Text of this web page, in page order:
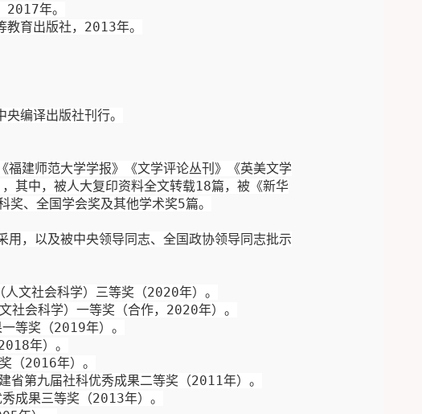
2017年。
教育出版社， 2013年。
央编译出版社刊行。
福建师范大学学报》《文学评论丛刊》《英美文学
其中，被人大复印资料全文转载18篇，被《新华
奖、全国学会奖及其他学术奖5篇。
用 ， 以及被中央领导同志、 全国政协领导同志批示
人文社会科学） 三等奖 （2020年） 。
社会科学） 一等奖 （合作， 2020年） 。
等奖（2019年）。
年）。
（2016年）。
省第九届社科优秀成果二等奖（2011年）。
成果三等奖（2013年）。